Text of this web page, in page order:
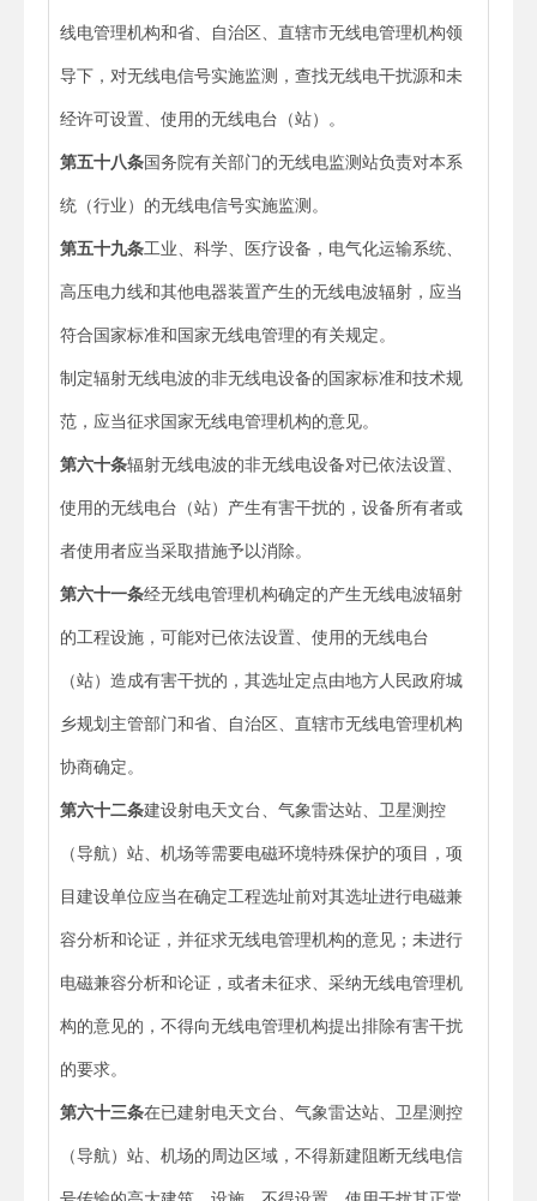
线电管理机构和省、自治区、直辖市无线电管理机构领
导下，对无线电信号实施监测，查找无线电干扰源和未
经许可设置、使用的无线电台（站）。
第五十八条 国务院有关部门的无线电监测站负责对本系
统（行业）的无线电信号实施监测。
第五十九条工业、科学、医疗设备，电气化运输系统、
高压电力线和其他电器装置产生的无线电波辐射，应当
符合国家标准和国家无线电管理的有关规定。
制定辐射无线电波的非无线电设备的国家标准和技术规
范，应当征求国家无线电管理机构的意见。
第六十条辐射无线电波的非无线电设备对已依法设置、
使用的无线电台（站）产生有害干扰的，设备所有者或
者使用者应当采取措施予以消除。
第六十一条经无线电管理机构确定的产生无线电波辐射
的工程设施，可能对已依法设置、使用的无线电台
（站）造成有害干扰的，其选址定点由地方人民政府城
乡规划主管部门和省、自治区、直辖市无线电管理机构
协商确定。
第六十二条建设射电天文台、气象雷达站、卫星测控
（导航）站、机场等需要电磁环境特殊保护的项目，项
目建设单位应当在确定工程选址前对其选址进行电磁兼
容分析和论证，并征求无线电管理机构的意见；未进行
电磁兼容分析和论证，或者未征求、采纳无线电管理机
构的意见的，不得向无线电管理机构提出排除有害干扰
的要求。
第六十三条在已建射电天文台、气象雷达站、卫星测控
（导航）站、机场的周边区域，不得新建阻断无线电信